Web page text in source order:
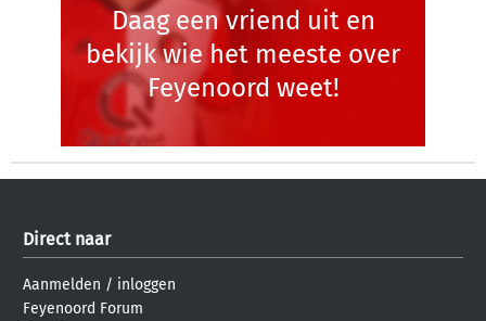
Daag een vriend uit en
bekijk wie het meeste over
Feyenoord weet!
Direct naar
Aanmelden / inloggen
Feyenoord Forum